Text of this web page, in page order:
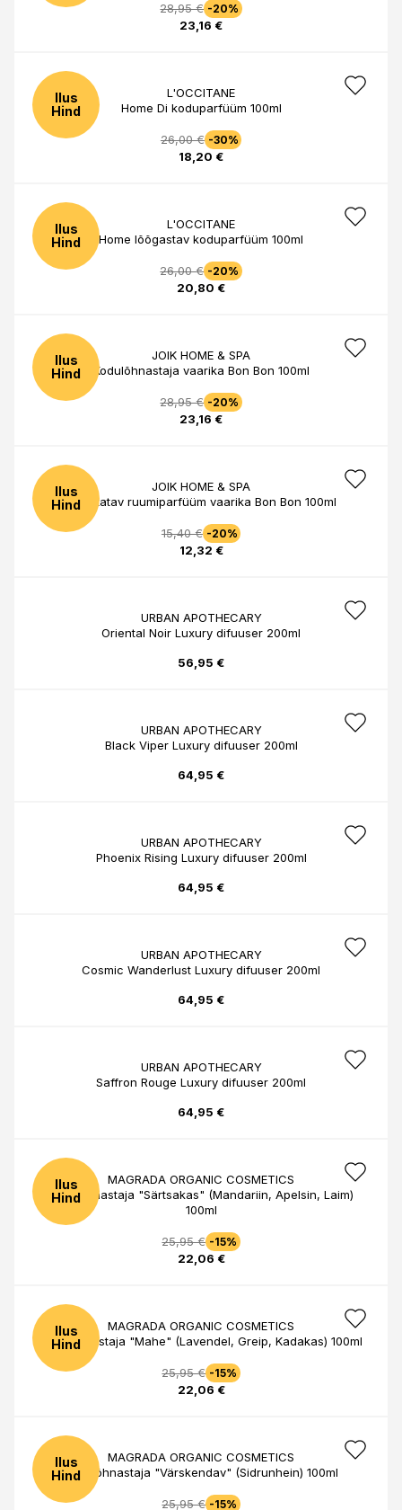
28,95 € -20%
23,16 €
Ilus
Hind
L'OCCITANE
Home Di koduparfüüm 100ml
26,00 € -30%
18,20 €
Ilus
Hind
L'OCCITANE
Home lõõgastav koduparfüüm 100ml
26,00 € -20%
20,80 €
Ilus
Hind
JOIK HOME & SPA
Kodulõhnastaja vaarika Bon Bon 100ml
28,95 € -20%
23,16 €
Ilus
Hind
JOIK HOME & SPA
Pihustatav ruumiparfüüm vaarika Bon Bon 100ml
15,40 € -20%
12,32 €
URBAN APOTHECARY
Oriental Noir Luxury difuuser 200ml
56,95 €
URBAN APOTHECARY
Black Viper Luxury difuuser 200ml
64,95 €
URBAN APOTHECARY
Phoenix Rising Luxury difuuser 200ml
64,95 €
URBAN APOTHECARY
Cosmic Wanderlust Luxury difuuser 200ml
64,95 €
URBAN APOTHECARY
Saffron Rouge Luxury difuuser 200ml
64,95 €
Ilus
Hind
MAGRADA ORGANIC COSMETICS
Kodulõhnastaja "Särtsakas" (Mandariin, Apelsin, Laim)
100ml
25,95 € -15%
22,06 €
Ilus
Hind
MAGRADA ORGANIC COSMETICS
Kodulõhnastaja "Mahe" (Lavendel, Greip, Kadakas) 100ml
25,95 € -15%
22,06 €
Ilus
Hind
MAGRADA ORGANIC COSMETICS
Kodulõhnastaja "Värskendav" (Sidrunhein) 100ml
25,95 € -15%